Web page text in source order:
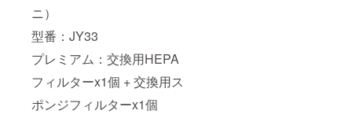
ニ）
型番：JY33
プレミアム：交換用HEPA
フィルターx1個 + 交換用ス
ポンジフィルターx1個